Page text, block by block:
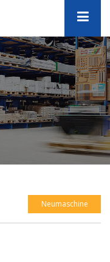
Neumaschine